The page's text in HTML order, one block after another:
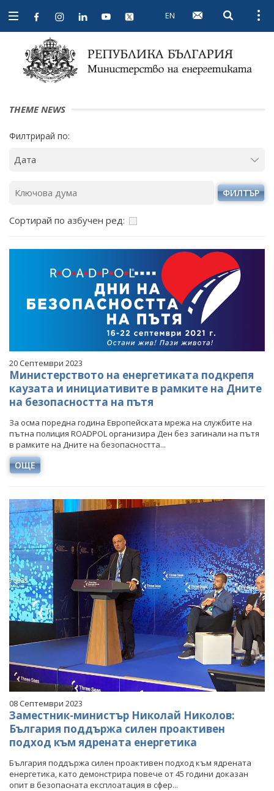
Open
navigation
EN Open
THEME NEWS
Филтрирай по:
ФИЛТЪР
Сортирай по азбучен ред:
20 Септември 2023
Министерството на енергетиката подкрепя
каузата и инициативите в рамките на Дните
на безопасността на пътя
За осма поредна година Европейската мрежа на службите на
пътна полиция ROADPOL организира Ден без загинали на пътя
в рамките на Дните на безопасността...
ОЩЕ
08 Септември 2023
Заместник-министър Николай Николов:
България поддържа силен проактивен
подход към ядрената енергетика
България поддържа силен проактивен подход към ядрената
енергетика, като демонстрира повече от 45 години доказан
опит в безопасната експлоатация в сфер...